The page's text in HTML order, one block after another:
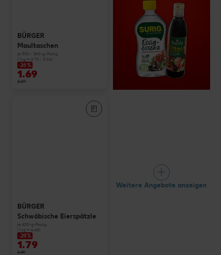
BÜRGER
Maultaschen
je 300 - 360-g-Packg.
(1 kg = 4.70 - 5.64)
-26%
1.69
2.29
BÜRGER
Schwäbische Eierspätzle
je 400-g-Packg.
(1 kg = 4.48)
-28%
1.79
2.49
Weitere Angebote anzeigen